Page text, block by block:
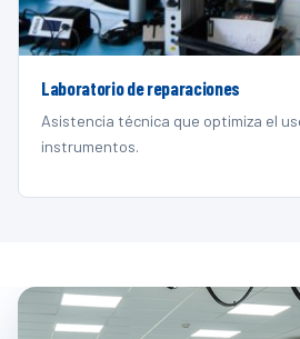
Laboratorio de reparaciones
Asistencia técnica que optimiza el
instrumentos.